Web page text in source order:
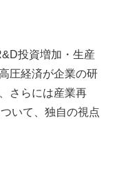
投資増加・生産
圧経済が企業の研
さらには産業再
いて、独自の視点